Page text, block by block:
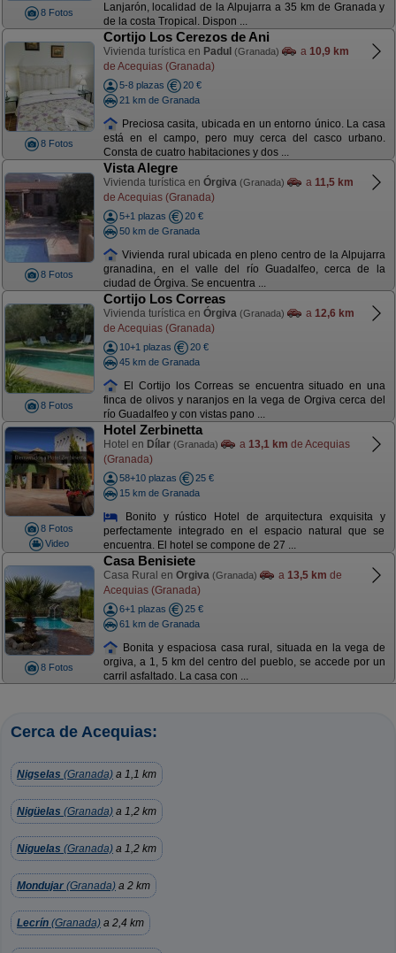
8 Fotos
Lanjarón, localidad de la Alpujarra a 35 km de Granada y
de la costa Tropical. Dispon ...
8 Fotos
Cortijo Los Cerezos de Ani
Vivienda turística en Padul (Granada) a 10,9 km
de Acequias (Granada)
5-8 plazas
20 €
21 km de Granada
Preciosa casita, ubicada en un entorno único. La casa
está en el campo, pero muy cerca del casco urbano.
Consta de cuatro habitaciones y dos ...
8 Fotos
Vista Alegre
Vivienda turística en Órgiva (Granada) a 11,5 km
de Acequias (Granada)
5+1 plazas
20 €
50 km de Granada
Vivienda rural ubicada en pleno centro de la Alpujarra
granadina, en el valle del río Guadalfeo, cerca de la
ciudad de Órgiva. Se encuentra ...
8 Fotos
Cortijo Los Correas
Vivienda turística en Órgiva (Granada) a 12,6 km
de Acequias (Granada)
10+1 plazas
20 €
45 km de Granada
El Cortijo los Correas se encuentra situado en una
finca de olivos y naranjos en la vega de Orgiva cerca del
río Guadalfeo y con vistas pano ...
8 Fotos
Video
Hotel Zerbinetta
Hotel en Dílar (Granada) a 13,1 km de Acequias
(Granada)
58+10 plazas
25 €
15 km de Granada
Bonito y rústico Hotel de arquitectura exquisita y
perfectamente integrado en el espacio natural que se
encuentra. El hotel se compone de 27 ...
8 Fotos
Casa Benisiete
Casa Rural en Orgiva (Granada) a 13,5 km de
Acequias (Granada)
6+1 plazas
25 €
61 km de Granada
Bonita y espaciosa casa rural, situada en la vega de
orgiva, a 1, 5 km del centro del pueblo, se accede por un
carril asfaltado. La casa con ...
Cerca de Acequias:
Nigselas (Granada) a 1,1 km
Nigüelas (Granada) a 1,2 km
Niguelas (Granada) a 1,2 km
Mondujar (Granada) a 2 km
Lecrín (Granada) a 2,4 km